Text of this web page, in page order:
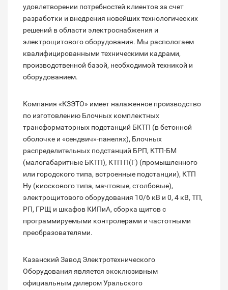
удовлетворении потребностей клиентов за счет
разработки и внедрения новейших технологических
решений в области электроснабжения и
электрощитового оборудования. Мы распологаем
квалифицированными техническими кадрами,
производственной базой, необходимой техникой и
оборудованием.
Компания «КЗЭТО» имеет налаженное производство
по изготовлению Блочных комплектных
трансформаторных подстанций БКТП (в бетонной
оболочке и «сендвич»-панелях), Блочных
распределительных подстанций БРП, КТП-БМ
(малогабаритные БКТП), КТП П(Г) (промышленного
или городского типа, встроенные подстанции), КТП
Ну (киоскового типа, мачтовые, столбовые),
электрощитового оборудования 10/6 кВ и 0, 4 кВ, ТП,
РП, ГРЩ и шкафов КИПиА, сборка щитов с
программируемыми контролерами и частотными
преобразователями.
Казанский Завод Электротехнического
Оборудования является эксклюзивным
официальным дилером Уральского